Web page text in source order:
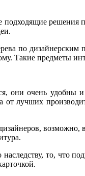
по
Такие предметы
они очень удобны
от лучших
то, что